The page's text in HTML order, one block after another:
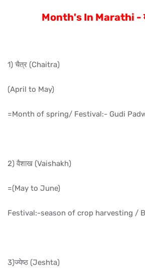
Month's In Marathi -
1) चैत्र (Chaitra)
(April to May)
=Month of spring/ Festival:- Gudi
2) वैशाख (Vaishakh)
=(May to June)
Festival:-season of crop harvesting /
3)ज्येष्ठ (Jeshta)